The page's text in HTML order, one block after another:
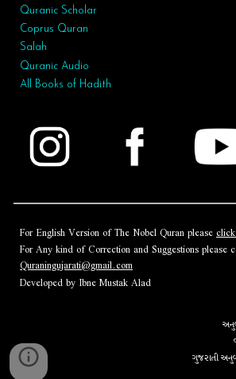
Quranic Scholar
Coprus Quran
Salah
Quranic Audio
All Books of Hadith
For English Version of The Nobel Quran please
For Any kind of Correction and Suggestions please
Quraningujarati@gmail.com
Developed by Ibne Mustak Alad
ગુજરાતી